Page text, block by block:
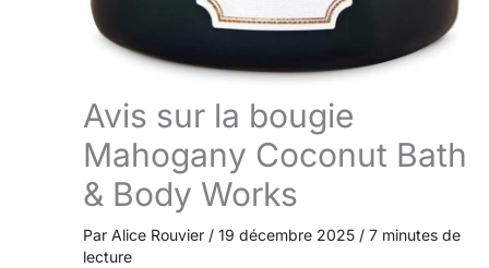
Avis sur la bougie
Mahogany Coconut Bath
& Body Works
Par Alice Rouvier / 19 décembre 2025 / 7 minutes de
lecture